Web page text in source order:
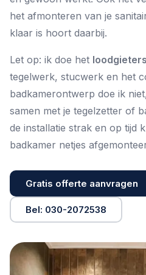
het afmonteren van je
klaar is hoort daarbij.
Let op: ik doe het
tegelwerk, stucwerk en het
badkamerontwerp doe ik
samen met je tegelzetter of
de installatie strak en op tijd
badkamer netjes
Gratis offerte aanvragen
Bel: 030-2072538